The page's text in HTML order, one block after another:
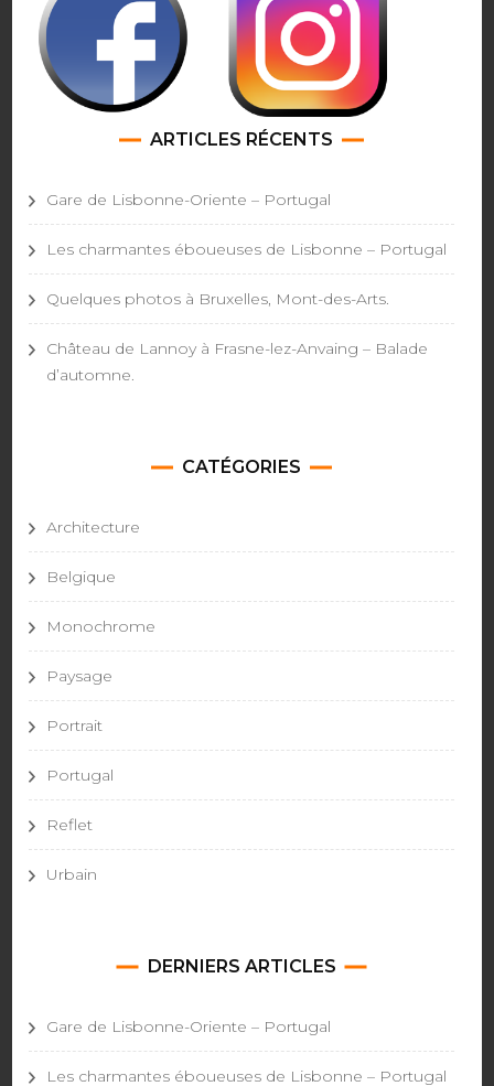
ARTICLES RÉCENTS
Gare de Lisbonne-Oriente – Portugal
Les charmantes éboueuses de Lisbonne – Portugal
Quelques photos à Bruxelles, Mont-des-Arts.
Château de Lannoy à Frasne-lez-Anvaing – Balade
d’automne.
CATÉGORIES
Architecture
Belgique
Monochrome
Paysage
Portrait
Portugal
Reflet
Urbain
DERNIERS ARTICLES
Gare de Lisbonne-Oriente – Portugal
Les charmantes éboueuses de Lisbonne – Portugal